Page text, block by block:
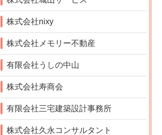
株式会社nixy
株式会社メモリー不動産
有限会社うしの中山
株式会社寿商会
有限会社三宅建築設計事務所
株式会社久永コンサルタント